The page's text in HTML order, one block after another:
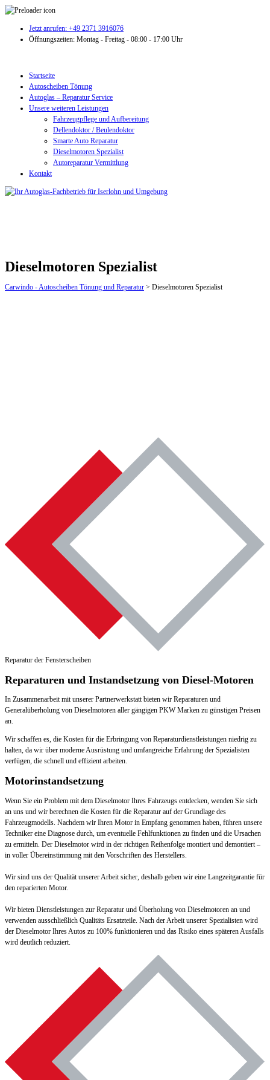
Jetzt anrufen: +49 2371 3916076
Öffnungszeiten: Montag - Freitag - 08:00 - 17:00 Uhr
Startseite
Autoscheiben Tönung
Autoglas – Reparatur Service
Unsere weiteren Leistungen
Fahrzeugpflege und Aufbereitung
Dellendoktor / Beulendoktor
Smarte Auto Reparatur
Dieselmotoren Spezialist
Autoreparatur Vermittlung
Kontakt
Dieselmotoren Spezialist
Carwindo - Autoscheiben Tönung und Reparatur > Dieselmotoren Spezialist
Reparatur der Fensterscheiben
Reparaturen und Instandsetzung von Diesel-Motoren
In Zusammenarbeit mit unserer Partnerwerkstatt bieten wir Reparaturen und
Generalüberholung von Dieselmotoren aller gängigen PKW Marken zu günstigen Preisen
an.
Wir schaffen es, die Kosten für die Erbringung von Reparaturdienstleistungen niedrig zu
halten, da wir über moderne Ausrüstung und umfangreiche Erfahrung der Spezialisten
verfügen, die schnell und effizient arbeiten.
Motorinstandsetzung
Wenn Sie ein Problem mit dem Dieselmotor Ihres Fahrzeugs entdecken, wenden Sie sich
an uns und wir berechnen die Kosten für die Reparatur auf der Grundlage des
Fahrzeugmodells. Nachdem wir Ihren Motor in Empfang genommen haben, führen unsere
Techniker eine Diagnose durch, um eventuelle Fehlfunktionen zu finden und die Ursachen
zu ermitteln. Der Dieselmotor wird in der richtigen Reihenfolge montiert und demontiert –
in voller Übereinstimmung mit den Vorschriften des Herstellers.
Wir sind uns der Qualität unserer Arbeit sicher, deshalb geben wir eine Langzeitgarantie für
den reparierten Motor.
Wir bieten Dienstleistungen zur Reparatur und Überholung von Dieselmotoren an und
verwenden ausschließlich Qualitäts Ersatzteile. Nach der Arbeit unserer Spezialisten wird
der Dieselmotor Ihres Autos zu 100% funktionieren und das Risiko eines späteren Ausfalls
wird deutlich reduziert.